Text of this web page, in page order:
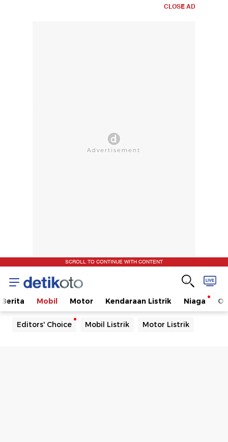
CLOSE AD
SCROLL TO CONTINUE WITH CONTENT
Berita Mobil Motor Kendaraan Listrik Niaga
Editors' Choice Mobil Listrik Motor Listrik